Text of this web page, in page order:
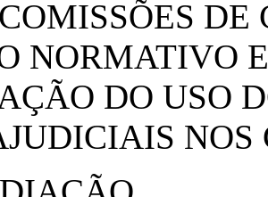
NORMATIVO
DO USO